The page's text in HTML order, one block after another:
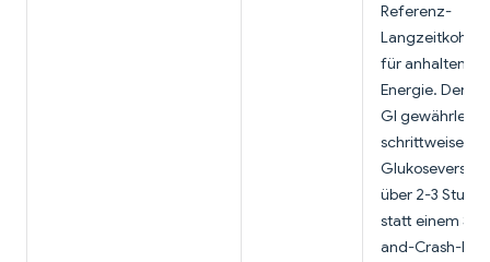
Referenz-
für anhaltende
Energie. Der
GI
schrittweise
über 2-3
statt einem
and-Crash-